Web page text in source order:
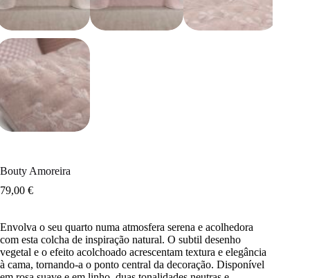
Bouty Amoreira
79,00 €
Envolva o seu quarto numa atmosfera serena e acolhedora
com esta colcha de inspiração natural. O subtil desenho
vegetal e o efeito acolchoado acrescentam textura e elegância
à cama, tornando-a o ponto central da decoração. Disponível